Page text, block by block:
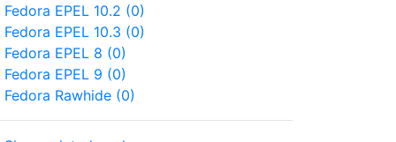
Fedora EPEL 10.2 (0)
Fedora EPEL 10.3 (0)
Fedora EPEL 8 (0)
Fedora EPEL 9 (0)
Fedora Rawhide (0)